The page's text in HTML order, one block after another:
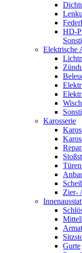
HD-
Elektrische
Karosserie
Zier-
Gurte